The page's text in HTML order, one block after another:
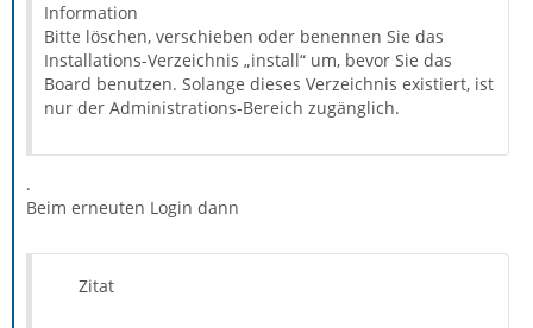
Information
Bitte löschen, verschieben oder benennen Sie das
Installations-Verzeichnis „install“ um, bevor Sie das
Board benutzen. Solange dieses Verzeichnis existiert, ist
nur der Administrations-Bereich zugänglich.
.
Beim erneuten Login dann
Zitat